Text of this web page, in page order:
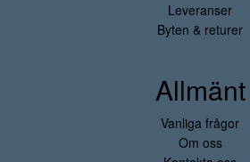
Leveranser
Byten & returer
Allmänt
Vanliga frågor
Om oss